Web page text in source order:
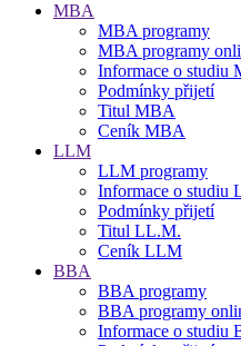
MBA
MBA programy
MBA programy
Informace o studiu
Podmínky přijetí
Titul MBA
Ceník MBA
LLM
LLM programy
Informace o studiu
Podmínky přijetí
Titul LL.M.
Ceník LLM
BBA
BBA programy
BBA programy
Informace o studiu